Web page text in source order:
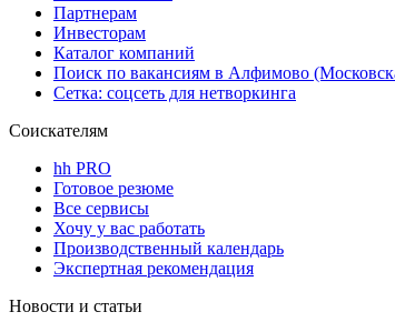
Партнерам
Инвесторам
Каталог компаний
Поиск по вакансиям в Алфимово
Сетка: соцсеть для нетворкинга
Соискателям
hh PRO
Готовое резюме
Все сервисы
Хочу у вас работать
Производственный календарь
Экспертная рекомендация
Новости и статьи